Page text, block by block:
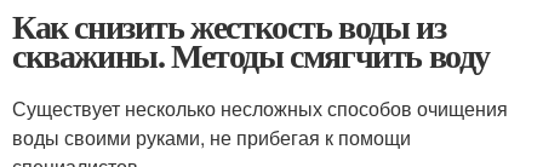
Как снизить жесткость воды из
скважины. Методы смягчить воду
Существует несколько несложных способов очищения
воды своими руками, не прибегая к помощи